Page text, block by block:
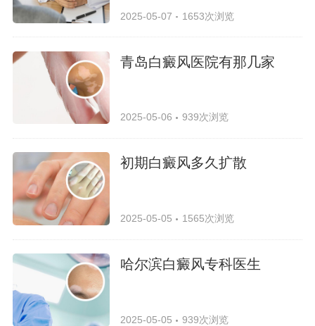
2025-05-07 1653次浏览
青岛白癜风医院有那几家
2025-05-06 939次浏览
初期白癜风多久扩散
2025-05-05 1565次浏览
哈尔滨白癜风专科医生
2025-05-05 939次浏览